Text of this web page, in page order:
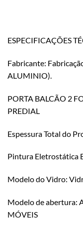
ESPECIFICAÇÕES
Fabricante:
ALUMINIO).
PORTA BALCÃO 2
PREDIAL
Espessura Total do
Pintura Eletrostática
Modelo do Vidro:
Modelo de abertura:
MÓVEIS